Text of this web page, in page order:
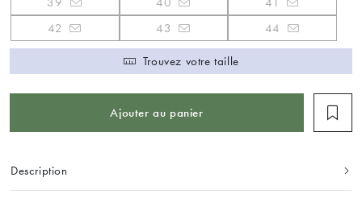
42
43 44
Trouvez votre taille
Ajouter au panier
Description